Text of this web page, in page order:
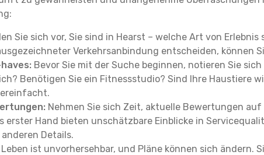
Sie sich vor, Sie sind in Hearst – welche Art von
Verkehrsanbindung entscheiden, können
Bevor Sie mit der Suche beginnen, notieren Sie
Benötigen Sie ein Fitnessstudio? Sind Ihre Haustiere
Nehmen Sie sich Zeit, aktuelle Bewertungen
erster Hand bieten unschätzbare Einblicke in
Details.
Leben ist unvorhersehbar, und Pläne können sich